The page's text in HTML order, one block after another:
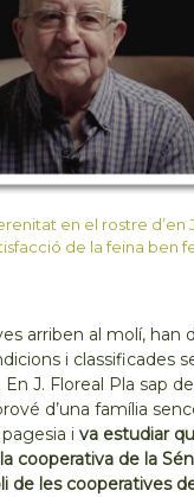
en el rostre d’en
de la feina ben
arriben al molí, han
i classificades
En J. Floreal Pla sap
d’una família
i va estudiar
cooperativa de la
de les cooperatives